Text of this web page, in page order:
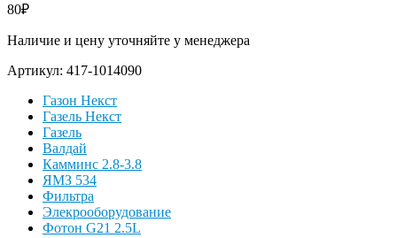
80₽
Наличие и цену уточняйте у менеджера
Артикул: 417-1014090
Газон Некст
Газель Некст
Газель
Валдай
Камминс 2.8-3.8
ЯМЗ 534
Фильтра
Элекрооборудование
Фотон G21 2.5L